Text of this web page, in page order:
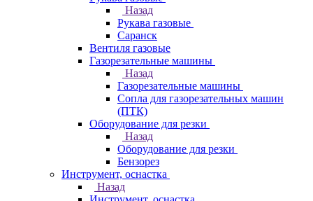
Назад
Рукава газовые
Саранск
Вентиля газовые
Газорезательные машины
Назад
Газорезательные машины
Сопла для газорезательных машин
(ПТК)
Оборудование для резки
Назад
Оборудование для резки
Бензорез
Инструмент, оснастка
Назад